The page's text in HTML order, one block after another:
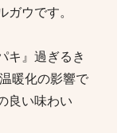
ウです。
キ』過ぎるき
暖化の影響で
良い味わい